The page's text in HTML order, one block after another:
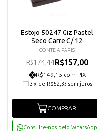
Estojo 50247 Giz Pastel
Seco Carre C/ 12
CONTE A PARIS
R$174,44R$157,00
R$149,15 com PIX
3 x de R$52,33 sem juros
COMPRAR
Consulte-nos pelo WhatsApp